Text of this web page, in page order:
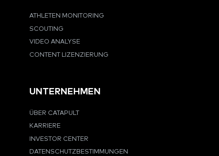
ATHLETEN MONITORING
SCOUTING
VIDEO ANALYSE
CONTENT LIZENZIERUNG
UNTERNEHMEN
ÜBER CATAPULT
KARRIERE
INVESTOR CENTER
DATENSCHUTZBESTIMMUNGEN